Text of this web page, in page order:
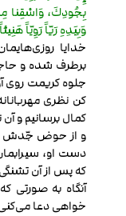
بِجُودِكَ، وَاسْقِنا
وَبِيَدِهِ رَيّاً رَوِيّاً
خدایا
برطرف شده و
جلوه کریمت روی
کن نظری
کمال برسانیم و
و از حوض جّدش
دست او،
که پس از آن
آنگاه به صورتی
خواهی دعا